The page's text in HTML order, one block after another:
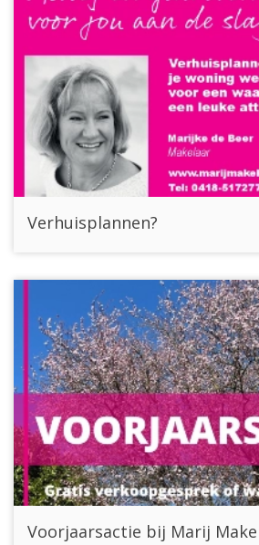
Verhuisplannen?
Voorjaarsactie bij Marij